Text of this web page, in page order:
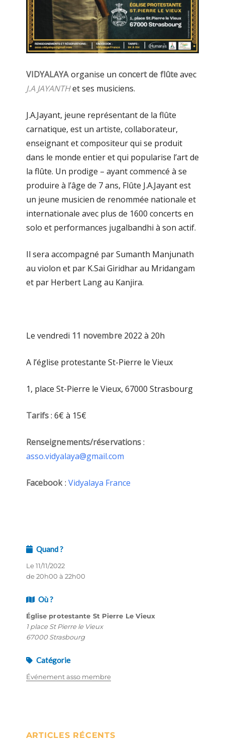
VIDYALAYAorganise un concert de flûteavec
J.A JAYANTHet ses musiciens.
J.A.Jayant, jeune représentant de la flûte
carnatique, est un artiste, collaborateur,
enseignant et compositeur qui se produit
dans le monde entier et qui popularise l’art de
la flûte. Un prodige – ayant commencé à se
produire à l’âge de 7 ans, Flûte J.A.Jayant est
un jeune musicien de renommée nationale et
internationale avec plus de 1600 concerts en
solo et performances jugalbandhi à son actif.
Il sera accompagné par Sumanth Manjunath
au violon et par K.Sai Giridhar au Mridangam
et par Herbert Lang au Kanjira.
Le vendredi 11 novembre2022 à 20h
A l’église protestante St-Pierre le Vieux
1, place St-Pierre le Vieux, 67000 Strasbourg
Tarifs: 6€ à 15€
Renseignements/réservations:
asso.vidyalaya@gmail.com
Facebook: Vidyalaya France
Quand ?
Le 11/11/2022
de 20h00 à 22h00
Où ?
Église protestante St Pierre Le Vieux
1 place St Pierre le Vieux
67000 Strasbourg
Catégorie
Événement asso membre
ARTICLES RÉCENTS